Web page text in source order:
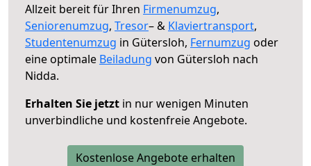
Allzeit bereit für Ihren Firmenumzug,
Seniorenumzug, Tresor– & Klaviertransport,
Studentenumzug in Gütersloh, Fernumzug oder
eine optimale Beiladung von Gütersloh nach
Nidda.
Erhalten Sie jetzt in nur wenigen Minuten
unverbindliche und kostenfreie Angebote.
Kostenlose Angebote erhalten